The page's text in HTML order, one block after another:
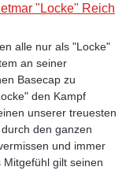
"Locke" Reich
alle nur als "Locke"
an seiner
Basecap zu
den Kampf
unserer treuesten
den ganzen
und immer
gilt seinen